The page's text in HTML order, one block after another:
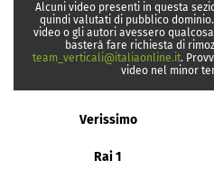
Alcuni video presenti in questa
quindi valutati di pubblico
video o gli autori avessero
basterà fare richiesta di
team_verticali@italiaonline.it.
video nel minor
Verissimo
Rai 1